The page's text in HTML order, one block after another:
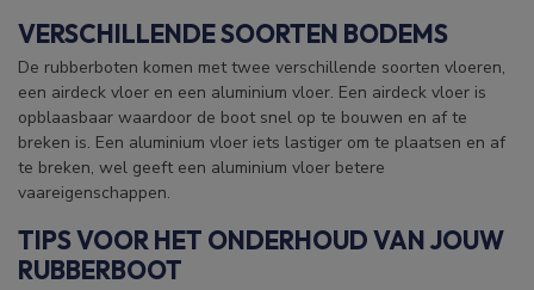
VERSCHILLENDE SOORTEN BODEMS
De rubberboten komen met twee verschillende soorten vloeren,
een airdeck vloer en een aluminium vloer. Een airdeck vloer is
opblaasbaar waardoor de boot snel op te bouwen en af te
breken is. Een aluminium vloer iets lastiger om te plaatsen en af
te breken, wel geeft een aluminium vloer betere
vaareigenschappen.
TIPS VOOR HET ONDERHOUD VAN JOUW
RUBBERBOOT